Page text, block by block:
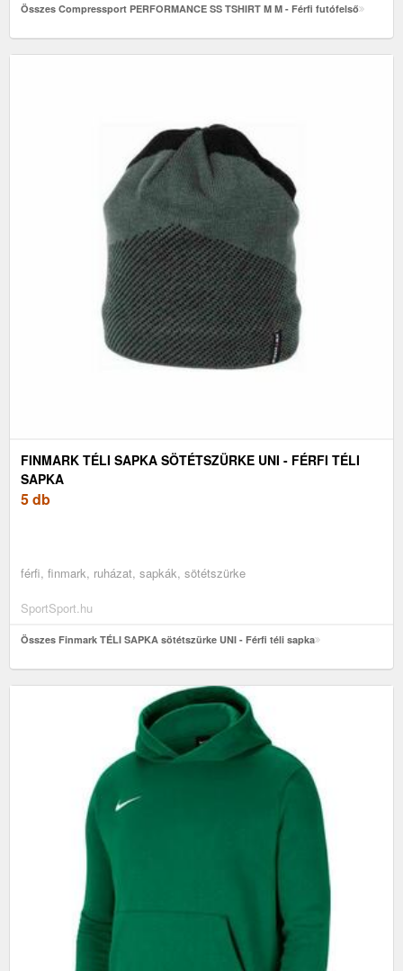
Összes Compressport PERFORMANCE SS TSHIRT M M - Férfi futófelső
FINMARK TÉLI SAPKA SÖTÉTSZÜRKE UNI - FÉRFI TÉLI
SAPKA
5 db
férfi, finmark, ruházat, sapkák, sötétszürke
SportSport.hu
Összes Finmark TÉLI SAPKA sötétszürke UNI - Férfi téli sapka